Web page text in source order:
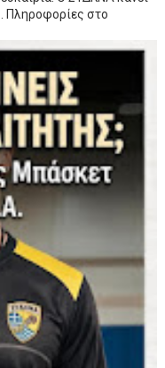
Πληροφορίες στο